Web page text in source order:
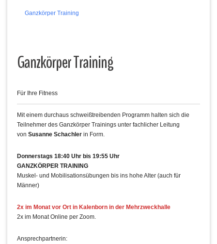
Ganzkörper Training
Ganzkörper Training
Für Ihre Fitness
Mit einem durchaus schweißtreibenden Programm halten sich die
Teilnehmer des Ganzkörper Trainings unter fachlicher Leitung
von Susanne Schachler in Form.
Donnerstags 18:40 Uhr bis 19:55 Uhr
GANZKÖRPER TRAINING
Muskel- und Mobilisationsübungen bis ins hohe Alter (auch für
Männer)
2x im Monat vor Ort in Kalenborn in der Mehrzweckhalle
2x im Monat Online per Zoom.
Ansprechpartnerin: